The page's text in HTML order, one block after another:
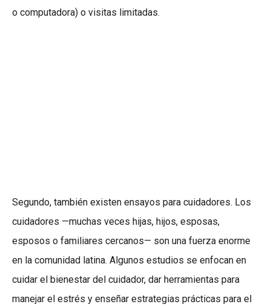
o computadora) o visitas limitadas.
Segundo, también existen ensayos para cuidadores. Los
cuidadores —muchas veces hijas, hijos, esposas,
esposos o familiares cercanos— son una fuerza enorme
en la comunidad latina. Algunos estudios se enfocan en
cuidar el bienestar del cuidador, dar herramientas para
manejar el estrés y enseñar estrategias prácticas para el